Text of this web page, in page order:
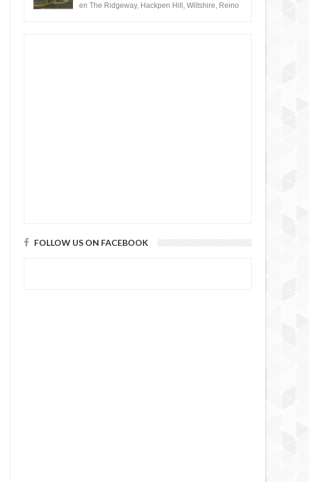
en The Ridgeway, Hackpen Hill, Wiltshire, Reino
FOLLOW US ON FACEBOOK